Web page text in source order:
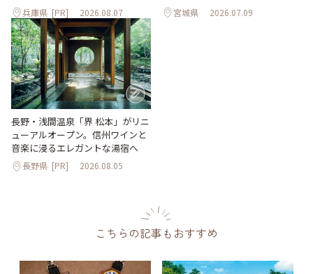
兵庫県 [PR] 2026.08.07 宮城県 2026.07.09
長野・浅間温泉「界 松本」がリニ
ューアルオープン。信州ワインと
音楽に浸るエレガントな湯宿へ
長野県 [PR] 2026.08.05
こちらの記事もおすすめ